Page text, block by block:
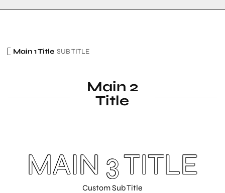
Main 1 Title SUB TITLE
Main 2
Title
SUB TITLE
MAIN 3 TITLE
Custom Sub Title